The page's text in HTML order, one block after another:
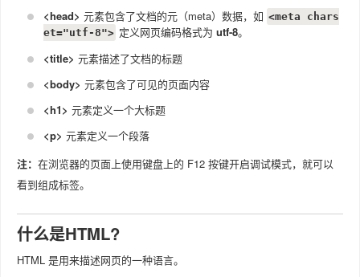
<head> 元素包含了文档的元（meta）数据，如 <meta chars
et="utf-8"> 定义网页编码格式为utf-8。
<title> 元素描述了文档的标题
<body> 元素包含了可见的页面内容
<h1> 元素定义一个大标题
<p> 元素定义一个段落
注： 在浏览器的页面上使用键盘上的 F12 按键开启调试模式，就可以
看到组成标签。
什么是HTML?
HTML 是用来描述网页的一种语言。